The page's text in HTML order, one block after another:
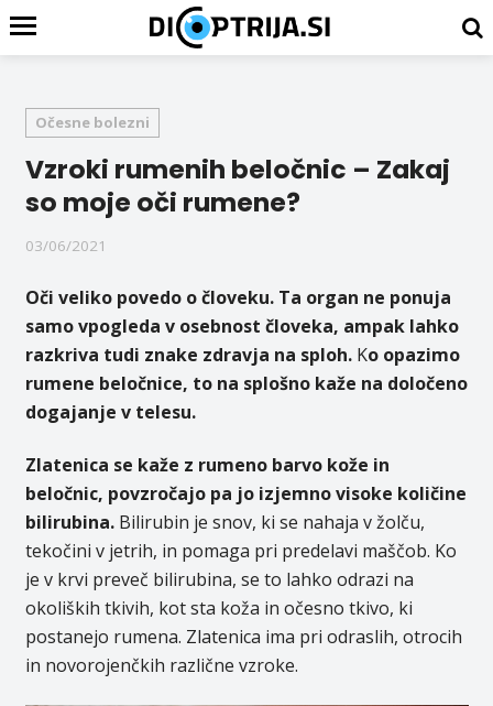
Očesne bolezni
Vzroki rumenih beločnic – Zakaj
so moje oči rumene?
03/06/2021
Oči veliko povedo o človeku. Ta organ ne ponuja
samo vpogleda v osebnost človeka, ampak lahko
razkriva tudi znake zdravja na sploh.Ko opazimo
rumene beločnice, to na splošno kaže na določeno
dogajanje v telesu.
Zlatenica se kaže z rumeno barvo kože in
beločnic, povzročajo pa jo izjemno visoke količine
bilirubina.Bilirubin je snov, ki se nahaja v žolču,
tekočini v jetrih, in pomaga pri predelavi maščob. Ko
je v krvi preveč bilirubina, se to lahko odrazi na
okoliških tkivih, kot sta koža in očesno tkivo, ki
postanejo rumena. Zlatenica ima pri odraslih, otrocih
in novorojenčkih različne vzroke.